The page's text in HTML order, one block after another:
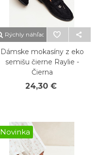
Rýchly náhľad
Dámske mokasíny z eko
semišu čierne Raylie -
Čierna
24,30 €
Novinka